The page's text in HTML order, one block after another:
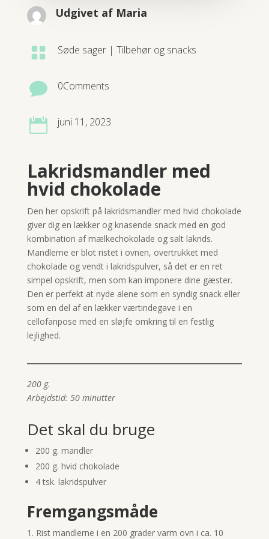
Udgivet af Maria
 Søde sager| Tilbehør og snacks
 0Comments
 juni 11, 2023
Lakridsmandler med
hvid chokolade
Den her opskrift på lakridsmandler med hvid chokolade
giver dig en lækker og knasende snack med en god
kombination af mælkechokolade og salt lakrids.
Mandlerne er blot ristet i ovnen, overtrukket med
chokolade og vendt i lakridspulver, så det er en ret
simpel opskrift, men som kan imponere dine gæster.
Den er perfekt at nyde alene som en syndig snack eller
som en del af en lækker værtindegave i en
cellofanpose med en sløjfe omkring til en festlig
lejlighed.
200 g.
Arbejdstid: 50 minutter
Det skal du bruge
200 g. mandler
200 g. hvid chokolade
4 tsk. lakridspulver
Fremgangsmåde
Rist mandlerne i en 200 grader varm ovn i ca. 10